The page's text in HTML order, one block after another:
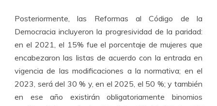
Posteriormente, las Reformas al Código de la
Democracia incluyeron la progresividad de la paridad:
en el 2021, el 15% fue el porcentaje de mujeres que
encabezaron las listas de acuerdo con la entrada en
vigencia de las modificaciones a la normativa; en el
2023, será del 30 % y, en el 2025, el 50 %; y también
en ese año existirán obligatoriamente binomios